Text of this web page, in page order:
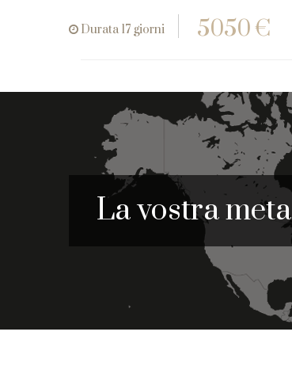
Durata 17 giorni 5050 €
La vostra meta